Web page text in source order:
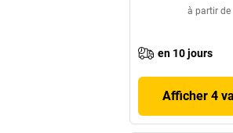
à partir de
en 10 jours
Afficher 4